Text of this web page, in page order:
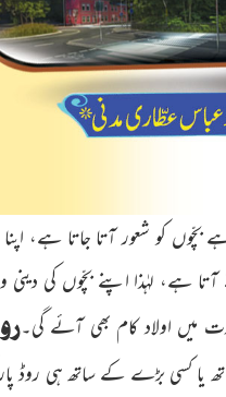
کو شعور آتا جاتا ہے، اپنا
آتا ہے، لہٰذا اپنے بچّوں کی دینی
میں اولاد کام بھی آئے گی۔
یا کسی بڑے کے ساتھ ہی روڈ پار